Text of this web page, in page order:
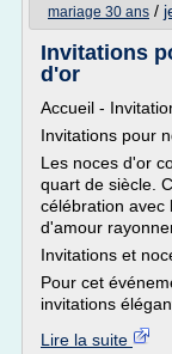
mariage 30 ans /
Invitations
d'or
Accueil -
Invitations pour
Les noces d'or
quart de siècle.
célébration avec
d'amour
Invitations et
Pour cet
invitations
Lire la suite